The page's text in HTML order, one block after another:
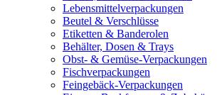
Lebensmittelverpackungen
Beutel & Verschlüsse
Etiketten & Banderolen
Behälter, Dosen & Trays
Obst- & Gemüse-Verpackungen
Fischverpackungen
Feingebäck-Verpackungen